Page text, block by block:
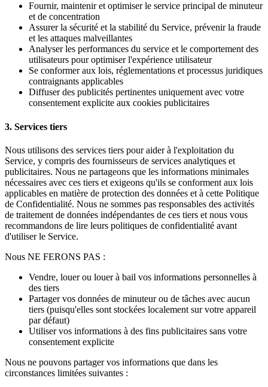
Fournir, maintenir et optimiser le service principal de minuteur
et de concentration
Assurer la sécurité et la stabilité du Service, prévenir la fraude
et les attaques malveillantes
Analyser les performances du service et le comportement des
utilisateurs pour optimiser l'expérience utilisateur
Se conformer aux lois, réglementations et processus juridiques
contraignants applicables
Diffuser des publicités pertinentes uniquement avec votre
consentement explicite aux cookies publicitaires
3. Services tiers
Nous utilisons des services tiers pour aider à l'exploitation du
Service, y compris des fournisseurs de services analytiques et
publicitaires. Nous ne partageons que les informations minimales
nécessaires avec ces tiers et exigeons qu'ils se conforment aux lois
applicables en matière de protection des données et à cette Politique
de Confidentialité. Nous ne sommes pas responsables des activités
de traitement de données indépendantes de ces tiers et nous vous
recommandons de lire leurs politiques de confidentialité avant
d'utiliser le Service.
Nous NE FERONS PAS :
Vendre, louer ou louer à bail vos informations personnelles à
des tiers
Partager vos données de minuteur ou de tâches avec aucun
tiers (puisqu'elles sont stockées localement sur votre appareil
par défaut)
Utiliser vos informations à des fins publicitaires sans votre
consentement explicite
Nous ne pouvons partager vos informations que dans les
circonstances limitées suivantes :